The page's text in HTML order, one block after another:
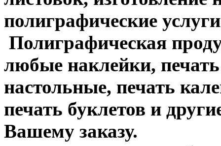
полиграфические
Полиграфическая
любые наклейки,
настольные, печать
печать буклетов и
Вашему заказу.